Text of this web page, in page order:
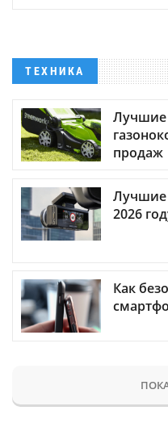
ТЕХНИКА
Лучшие
продаж
Лучшие
2026
Как